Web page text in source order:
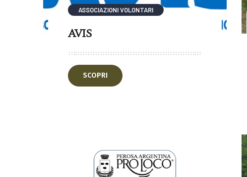
ASSOCIAZIONI VOLONTARI
AVIS
SCOPRI